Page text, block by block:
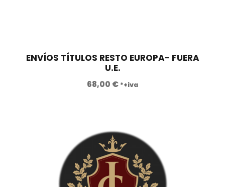
ENVÍOS TÍTULOS RESTO EUROPA- FUERA
U.E.
68,00 € *+iva